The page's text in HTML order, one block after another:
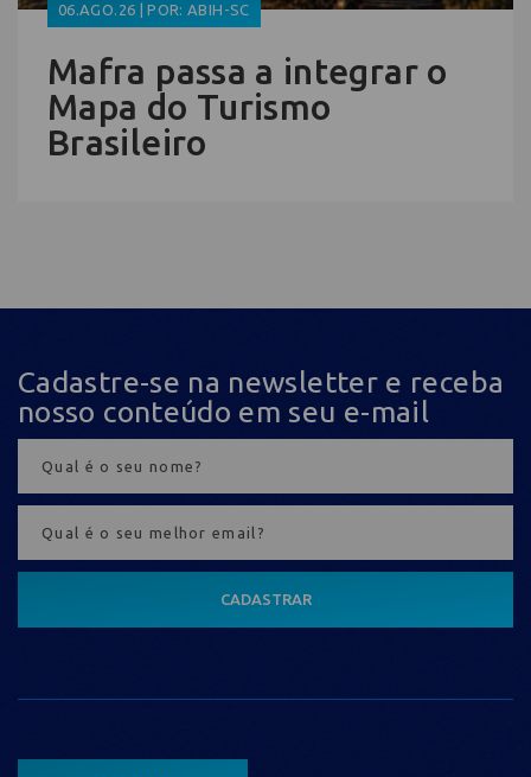
06.AGO.26 | POR: ABIH-SC
Mafra passa a integrar o
Mapa do Turismo
Brasileiro
Cadastre-se na newsletter e receba
nosso conteúdo em seu e-mail
CADASTRAR